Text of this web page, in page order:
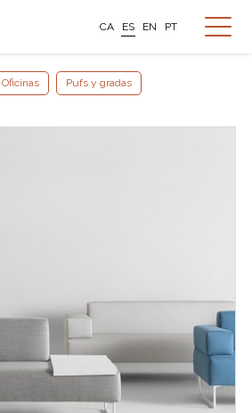
CA ES EN PT
Oficinas Pufs y gradas